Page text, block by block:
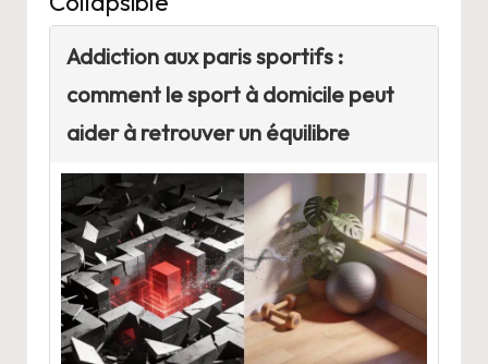
Addiction aux paris sportifs :
comment le sport à domicile peut
aider à retrouver un équilibre